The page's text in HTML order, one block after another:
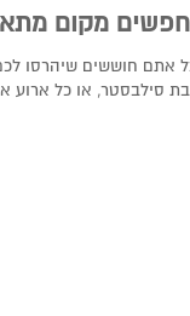
מקום
חוששים שיהרסו
סילבסטר, או כל